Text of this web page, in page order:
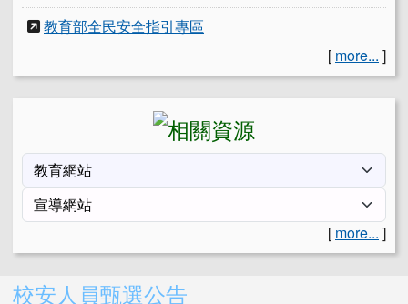
教育部全民安全指引專區
[ more... ]
[ more... ]
右邊區域內容
校安人員甄選公告